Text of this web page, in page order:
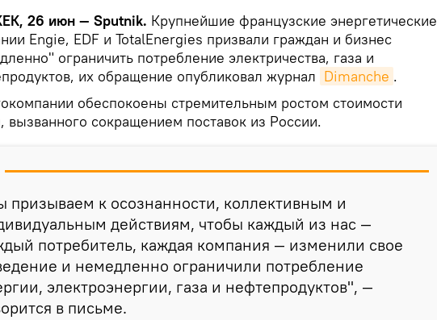
26 июн — Sputnik. Крупнейшие французские энергетические
Engie, EDF и TotalEnergies призвали граждан и бизнес
ограничить потребление электричества, газа и
их обращение опубликовал журнал Dimanche .
обеспокоены стремительным ростом стоимости
вызванного сокращением поставок из России.
призываем к осознанности, коллективным и
действиям, чтобы каждый из нас —
потребитель, каждая компания — изменили свое
и немедленно ограничили потребление
электроэнергии, газа и нефтепродуктов", —
в письме.